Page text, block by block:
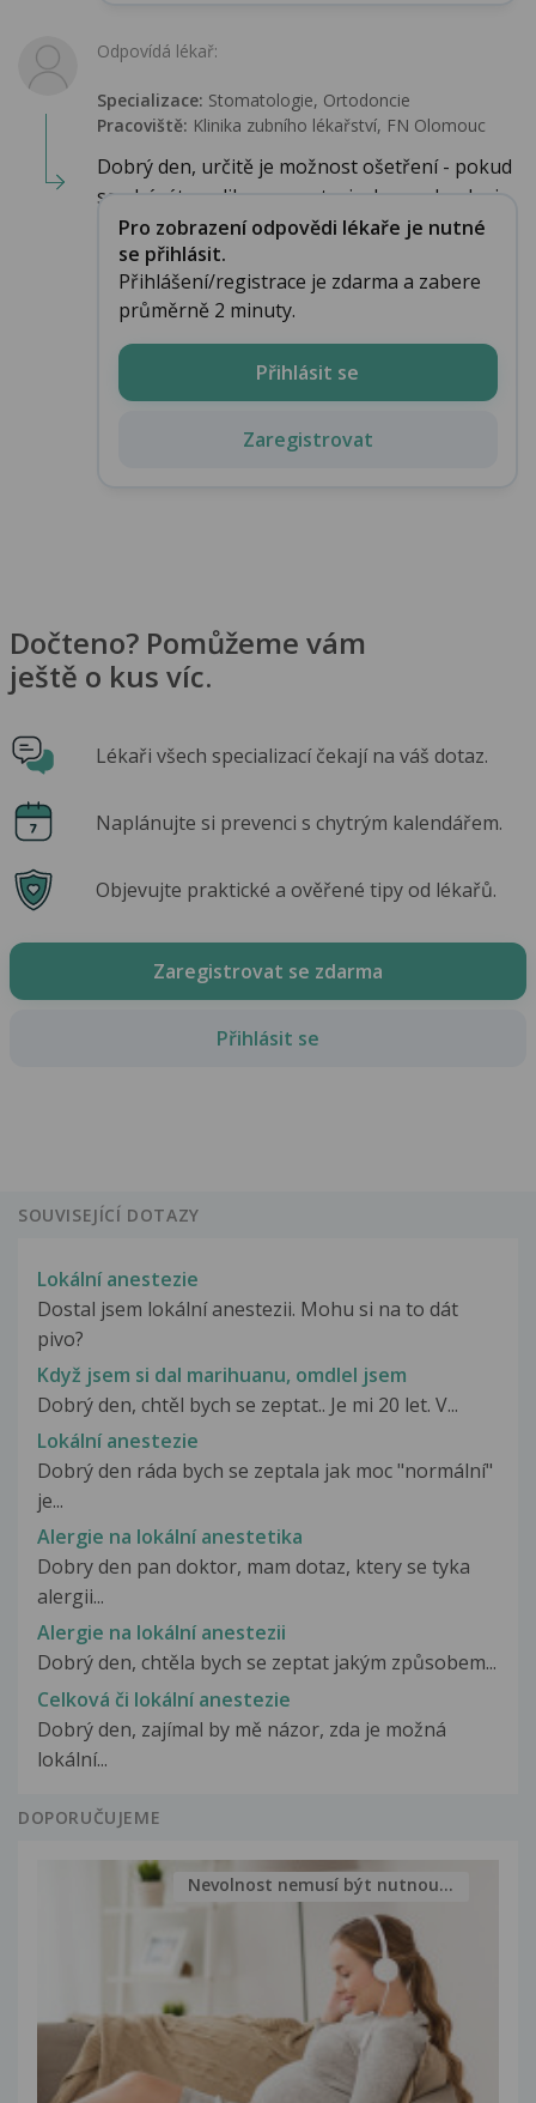
Odpovídá lékař:
Specializace: Stomatologie‎, Ortodoncie
Pracoviště: Klinika zubního lékařství, FN Olomouc
Dobrý den, určitě je možnost ošetření - pokud
se obáváte aplikace anestezie, lze se domluvi...
Pro zobrazení odpovědi lékaře je nutné
se přihlásit.
Přihlášení/registrace je zdarma a zabere
průměrně 2 minuty.
Přihlásit se
Zaregistrovat
Dočteno? Pomůžeme vám
ještě o kus víc.
Lékaři všech specializací čekají na váš dotaz.
Naplánujte si prevenci s chytrým kalendářem.
Objevujte praktické a ověřené tipy od lékařů.
Zaregistrovat se zdarma
Přihlásit se
SOUVISEJÍCÍ DOTAZY
Lokální anestezie
Dostal jsem lokální anestezii. Mohu si na to dát
pivo?
Když jsem si dal marihuanu, omdlel jsem
Dobrý den, chtěl bych se zeptat.. Je mi 20 let. V...
Lokální anestezie
Dobrý den ráda bych se zeptala jak moc "normální"
je...
Alergie na lokální anestetika
Dobry den pan doktor, mam dotaz, ktery se tyka
alergii...
Alergie na lokální anestezii
Dobrý den, chtěla bych se zeptat jakým způsobem...
Celková či lokální anestezie
Dobrý den, zajímal by mě názor, zda je možná
lokální...
DOPORUČUJEME
Nevolnost nemusí být nutnou...